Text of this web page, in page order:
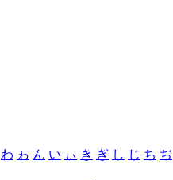
わ ゎ ん い ぃ き ぎ し じ ち ぢ